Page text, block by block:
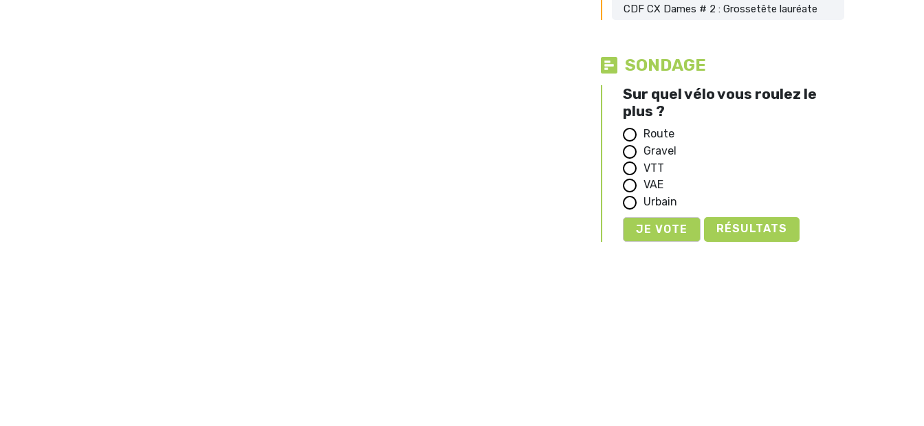
CDF CX Dames # 2 : Grossetête lauréate
SONDAGE
Sur quel vélo vous roulez le
plus ?
Route
Gravel
VTT
VAE
Urbain
RÉSULTATS